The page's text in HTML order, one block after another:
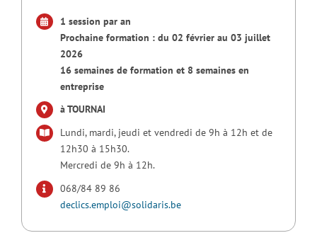
1 session par an
Prochaine formation : du 02 février au 03 juillet
2026
16 semaines de formation et 8 semaines en
entreprise
à TOURNAI
Lundi, mardi, jeudi et vendredi de 9h à 12h et de
12h30 à 15h30.
Mercredi de 9h à 12h.
068/84 89 86
declics.emploi@solidaris.be